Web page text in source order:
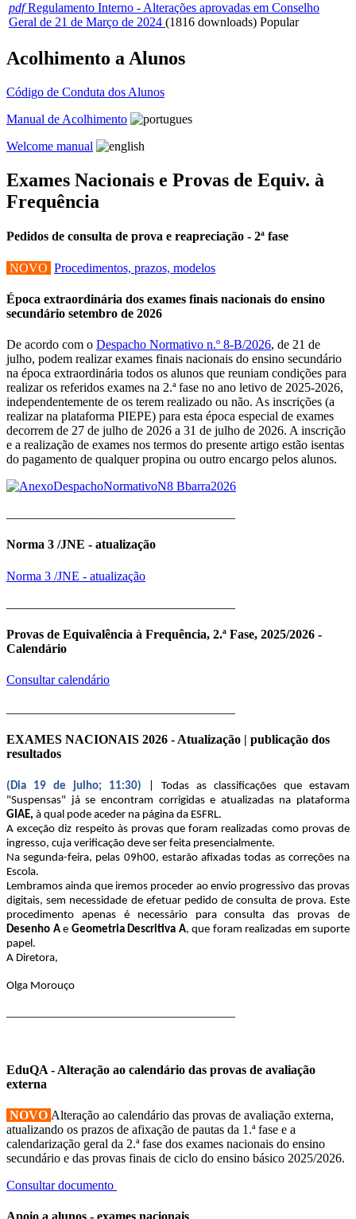
pdf Regulamento Interno - Alterações aprovadas em Conselho
Geral de 21 de Março de 2024 (1816 downloads) Popular
Acolhimento a Alunos
Código de Conduta dos Alunos
Manual de Acolhimento
Welcome manual
Exames Nacionais e Provas de Equiv. à
Frequência
Pedidos de consulta de prova e reapreciação - 2ª fase
NOVO Procedimentos, prazos, modelos
Época extraordinária dos exames finais nacionais do ensino
secundário setembro de 2026
De acordo com o Despacho Normativo n.º 8-B/2026, de 21 de
julho, podem realizar exames finais nacionais do ensino secundário
na época extraordinária todos os alunos que reuniam condições para
realizar os referidos exames na 2.ª fase no ano letivo de 2025-2026,
independentemente de os terem realizado ou não. As inscrições (a
realizar na plataforma PIEPE) para esta época especial de exames
decorrem de 27 de julho de 2026 a 31 de julho de 2026. A inscrição
e a realização de exames nos termos do presente artigo estão isentas
do pagamento de qualquer propina ou outro encargo pelos alunos.
Norma 3 /JNE - atualização
Norma 3 /JNE - atualização
Provas de Equivalência à Frequência, 2.ª Fase, 2025/2026 -
Calendário
Consultar calendário
EXAMES NACIONAIS 2026 - Atualização | publicação dos
resultados
(Dia 19 de julho; 11:30)
| Todas as classificações que estavam
"Suspensas" já se encontram corrigidas e atualizadas na plataforma
GIAE, à qual pode aceder na página da ESFRL.
A exceção diz respeito às provas que foram realizadas como provas de
ingresso, cuja verificação deve ser feita presencialmente.
Na segunda-feira, pelas 09h00, estarão afixadas todas as correções na
Escola.
Lembramos ainda que iremos proceder ao envio progressivo das provas
digitais, sem necessidade de efetuar pedido de consulta de prova. Este
procedimento apenas é necessário para consulta das provas de
Desenho Ae Geometria Descritiva A, que foram realizadas em suporte
papel.
A Diretora,
Olga Morouço
EduQA - Alteração ao calendário das provas de avaliação
externa
NOVO Alteração ao calendário das provas de avaliação externa,
atualizando os prazos de afixação de pautas da 1.ª fase e a
calendarização geral da 2.ª fase dos exames nacionais do ensino
secundário e das provas finais de ciclo do ensino básico 2025/2026.
Consultar documento